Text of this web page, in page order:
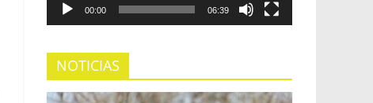
00:00 06:39
NOTICIAS